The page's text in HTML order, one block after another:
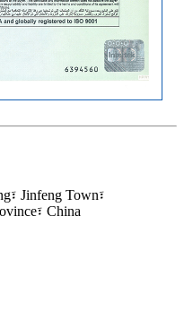
Jinfeng Town፣
China